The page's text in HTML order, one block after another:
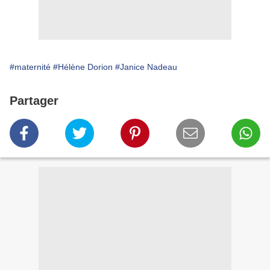
#maternité #Hélène Dorion #Janice Nadeau
Partager